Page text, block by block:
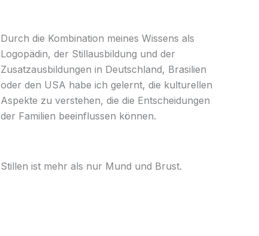
Durch die Kombination meines Wissens als
Logopädin, der Stillausbildung und der
Zusatzausbildungen in Deutschland, Brasilien
oder den USA habe ich gelernt, die kulturellen
Aspekte zu verstehen, die die Entscheidungen
der Familien beeinflussen können.
Stillen ist mehr als nur Mund und Brust.